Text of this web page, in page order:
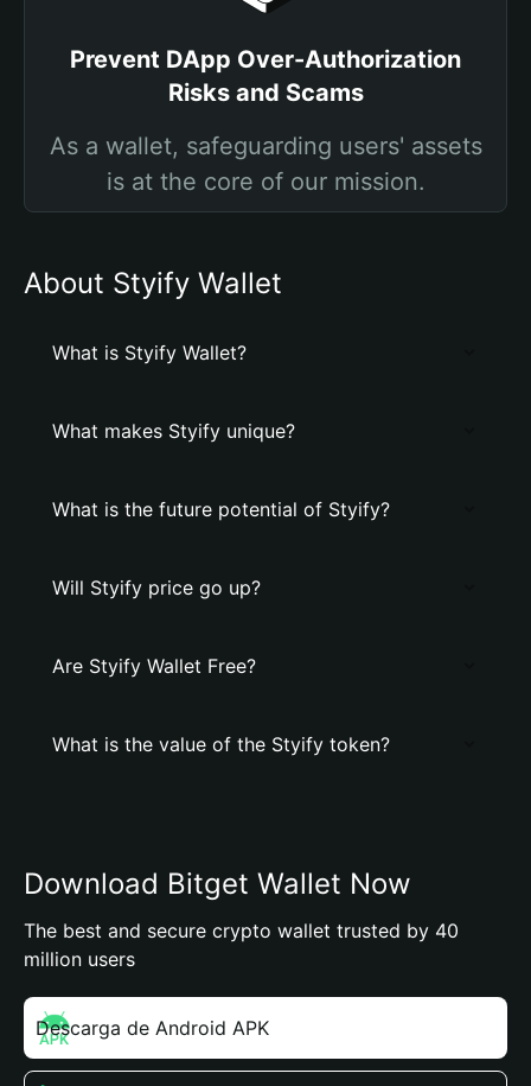
Prevent DApp Over-Authorization
Risks and Scams
As a wallet, safeguarding users' assets
is at the core of our mission.
About Styify Wallet
What is Styify Wallet?
What makes Styify unique?
What is the future potential of Styify?
Will Styify price go up?
Are Styify Wallet Free?
What is the value of the Styify token?
Download Bitget Wallet Now
The best and secure crypto wallet trusted by 40
million users
Descarga de Android APK